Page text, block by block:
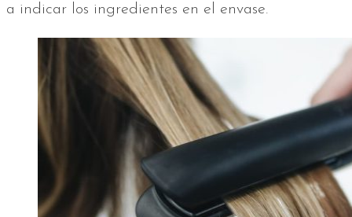
a indicar los ingredientes en el envase.